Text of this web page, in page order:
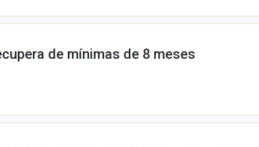
de mínimas de 8 meses